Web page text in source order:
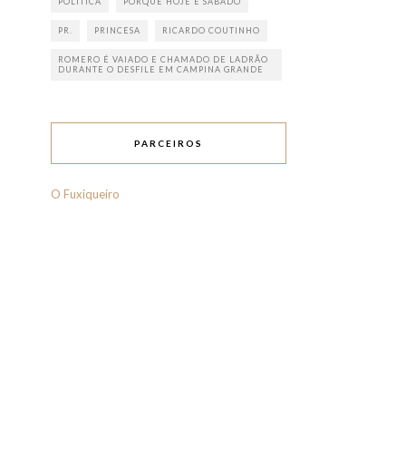
PR. PRINCESA RICARDO COUTINHO
ROMERO É VAIADO E CHAMADO DE LADRÃO
DURANTE O DESFILE EM CAMPINA GRANDE
PARCEIROS
O Fuxiqueiro